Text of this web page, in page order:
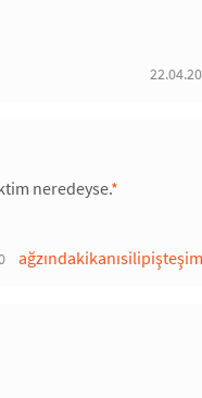
neredeyse.*